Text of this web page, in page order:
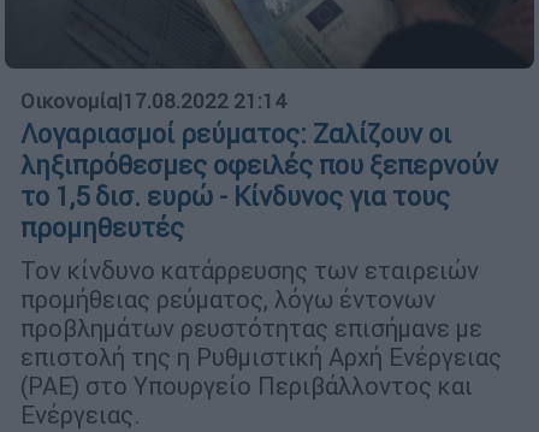
Οικονομία|17.08.2022 21:14
Λογαριασμοί ρεύματος: Ζαλίζουν οι
ληξιπρόθεσμες οφειλές που ξεπερνούν
το 1,5 δισ. ευρώ - Κίνδυνος για τους
προμηθευτές
Τον κίνδυνο κατάρρευσης των εταιρειών
προμήθειας ρεύματος, λόγω έντονων
προβλημάτων ρευστότητας επισήμανε με
επιστολή της η Ρυθμιστική Αρχή Ενέργειας
(ΡΑΕ) στο Υπουργείο Περιβάλλοντος και
Ενέργειας.